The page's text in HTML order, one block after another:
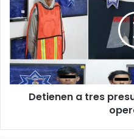
tres
presuntos
puch4d0res
tras
operativos
Detienen a tres